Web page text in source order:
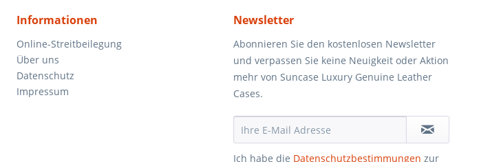
Informationen
Online-Streitbeilegung
Über uns
Datenschutz
Impressum
Newsletter
Abonnieren Sie den kostenlosen Newsletter
und verpassen Sie keine Neuigkeit oder Aktion
mehr von Suncase Luxury Genuine Leather
Cases.
Ich habe die Datenschutzbestimmungen zur